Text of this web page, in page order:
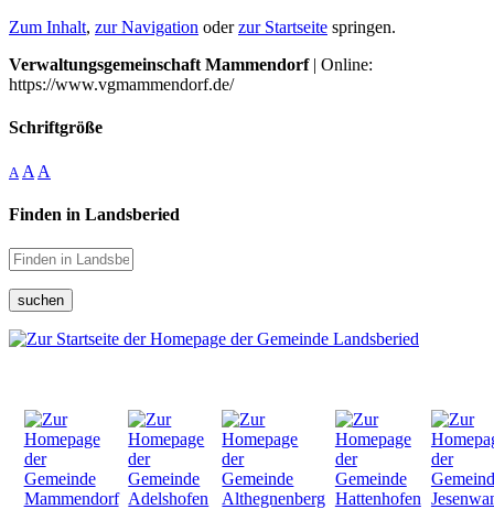
Zum Inhalt, zur Navigation oderzur Startseite springen.
Verwaltungsgemeinschaft Mammendorf| Online:
https://www.vgmammendorf.de/
Schriftgröße
A A A
Finden in Landsberied
suchen